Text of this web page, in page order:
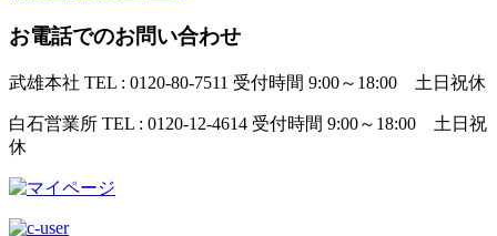
お電話でのお問い合わせ
武雄本社 TEL : 0120-80-7511 受付時間 9:00～18:00 土日祝休
白石営業所 TEL : 0120-12-4614 受付時間 9:00～18:00 土日祝
休